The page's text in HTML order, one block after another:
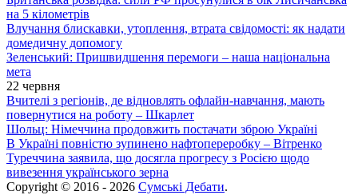
на 5 кілометрів
Влучання блискавки, утоплення, втрата свідомості: як надати
домедичну допомогу
Зеленський: Пришвидшення перемоги – наша національна
мета
22 червня
Вчителі з регіонів, де відновлять офлайн-навчання, мають
повернутися на роботу – Шкарлет
Шольц: Німеччина продовжить постачати зброю Україні
В Україні повністю зупинено нафтопереробку – Вітренко
Туреччина заявила, що досягла прогресу з Росією щодо
вивезення українського зерна
Copyright © 2016 - 2026 Сумські Дебати.